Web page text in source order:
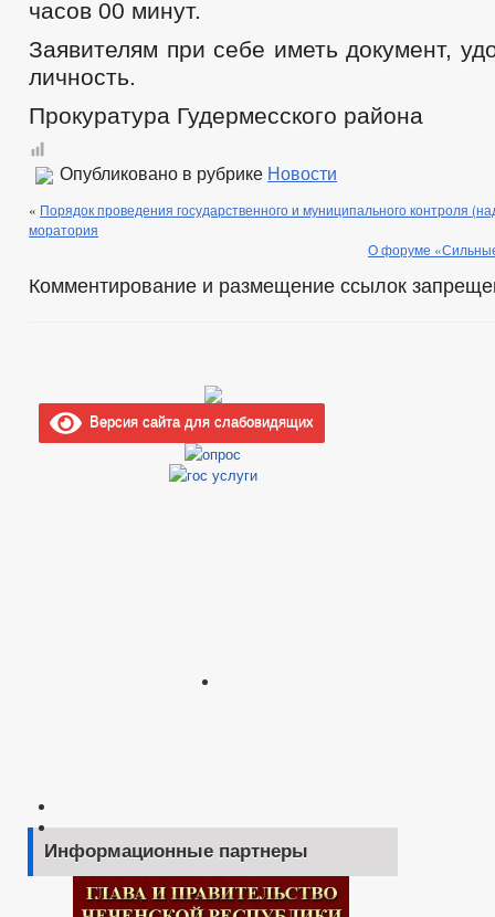
БЮДЖЕТ ПО ГОДАМ
МУНИЦИПАЛЬНЫЕ УСЛУГИ
МУНИЦИПАЛЬНЫЕ УСЛУГИ
РЕГИСТРАЦИЯ НА ЕПГУ И УЧЕТНАЯ
ПРИЕМ ГРАЖДАН
ОБЗОРЫ ОБРАЩЕНИЙ ГРАЖДАН
часов 00 минут.
Заявителям при себе иметь документ,
личность.
Прокуратура Гудермесского района
Опубликовано в рубрике Новости
« Порядок проведения государственного и муниципального контроля
моратория
О форуме
Комментирование и размещение ссылок
Версия сайта для слабовидящих
Информационные партнеры